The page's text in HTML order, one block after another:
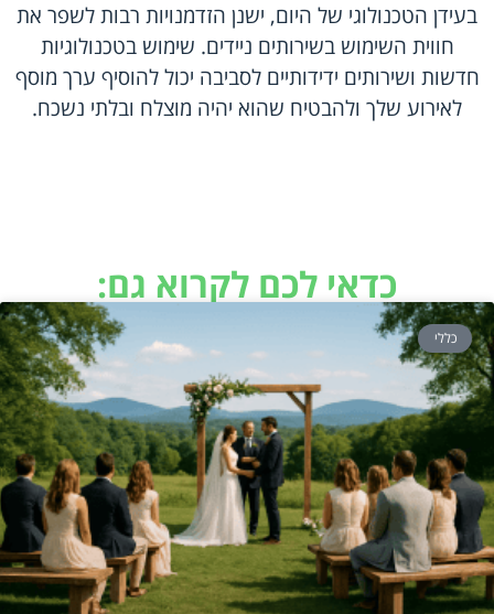
בעידן הטכנולוגי של היום, ישנן הזדמנויות רבות לשפר את
חווית השימוש בשירותים ניידים. שימוש בטכנולוגיות
חדשות ושירותים ידידותיים לסביבה יכול להוסיף ערך מוסף
לאירוע שלך ולהבטיח שהוא יהיה מוצלח ובלתי נשכח.
כדאי לכם לקרוא גם:
כללי